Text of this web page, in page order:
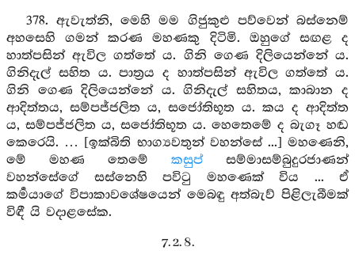
378. ඇවැත්නි, මෙහි මම ගිජුකුළු පව්වෙන් බස්නෙම්
අහසෙහි ගමන් කරණ මහණකු දිටිමි. ඔහුගේ සඟළ ද
හාත්පසින් ඇවිල ගත්තේ ය. ගිනි ගෙණ දිලියෙන්නේ ය.
ගිනිදැල් සහිත ය. පාත්‍රය ද හාත්පසින් ඇවිල ගත්තේ ය.
ගිනි ගෙණ දිලියෙන්නේ ය. ගිනිදැල් සහිතය, කාබාන ද
ආදිත්තය, සම්පජ්ජලිත ය, සජෝතිභූත ය. කය ද ආදිත්ත
ය, සම්පජ්ජලිත ය, සජෝතිභූත ය. හෙතෙමේ ද බැගෑ හඬ
කෙරෙයි. … [ඉක්බිති භාග්‍යවතුන් වහන්සේ ...] මහණෙනි,
මේ මහණ තෙමේ කසුප්සම්මාසම්බුදුරජාණන්
වහන්සේගේ සස්නෙහි පවිටු මහණෙක් විය ... ඒ
කර්‍මයාගේ විපාකාවශේෂයෙන් මෙබඳු අත්බැව් පිළිලැබීමක්
විඳී යි වදාළසේක.
7. 2. 8.